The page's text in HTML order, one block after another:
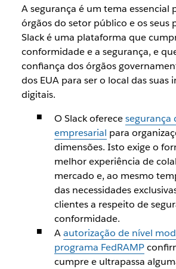
A segurança é um tema essencial
órgãos do setor público e os seus
Slack é uma plataforma que
conformidade e a segurança, e
confiança dos órgãos
dos EUA para ser o local das suas
digitais.
O Slack oferecesegurança
empresarial para
dimensões. Isto exige o
melhor experiência de
mercado e, ao mesmo
das necessidades
clientes a respeito de
conformidade.
Aautorização de nível
programa FedRAMP
cumpre e ultrapassa